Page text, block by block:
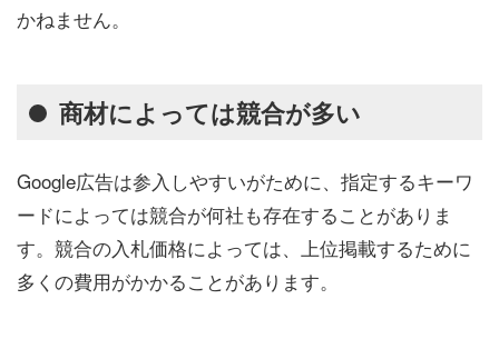
かねません。
商材によっては競合が多い
Google広告は参入しやすいがために、指定するキーワ
ードによっては競合が何社も存在することがありま
す。競合の入札価格によっては、上位掲載するために
多くの費用がかかることがあります。